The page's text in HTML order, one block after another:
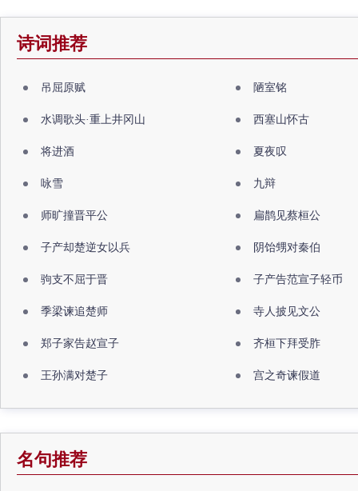
诗词推荐
吊屈原赋 陋室铭
水调歌头·重上井冈山 西塞山怀古
将进酒 夏夜叹
咏雪 九辩
师旷撞晋平公 扁鹊见蔡桓公
子产却楚逆女以兵 阴饴甥对秦伯
驹支不屈于晋 子产告范宣子轻币
季梁谏追楚师 寺人披见文公
郑子家告赵宣子 齐桓下拜受胙
王孙满对楚子 宫之奇谏假道
名句推荐